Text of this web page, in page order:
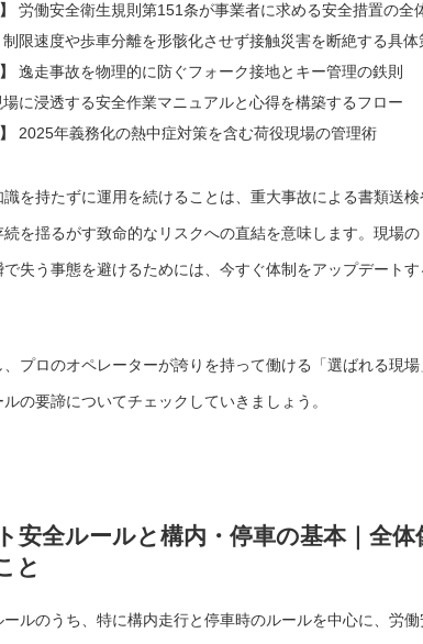
労働安全衛生規則第151条が事業者に求める安全措置の全
制限速度や歩車分離を形骸化させず接触災害を断絶する具体
逸走事故を物理的に防ぐフォーク接地とキー管理の鉄則
場に浸透する安全作業マニュアルと心得を構築するフロー
2025年義務化の熱中症対策を含む荷役現場の管理術
を持たずに運用を続けることは、重大事故による書類送
を揺るがす致命的なリスクへの直結を意味します。現場
で失う事態を避けるためには、今すぐ体制をアップデート
プロのオペレーターが誇りを持って働ける「選ばれる現場
の要諦についてチェックしていきましょう。
安全ルールと構内・停車の基本｜全体
と
ルのうち、特に構内走行と停車時のルールを中心に、労